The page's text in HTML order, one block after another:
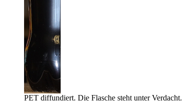
PET diffundiert. Die Flasche steht unter Verdacht.